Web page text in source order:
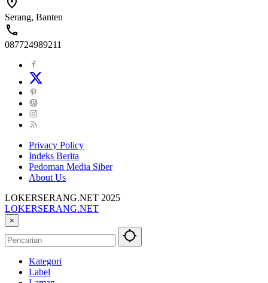
Serang, Banten
087724989211
Privacy Policy
Indeks Berita
Pedoman Media Siber
About Us
LOKERSERANG.NET 2025
LOKERSERANG.NET
Info
Lowongan
Kerja
Sekitarnya
×
Kategori
Label